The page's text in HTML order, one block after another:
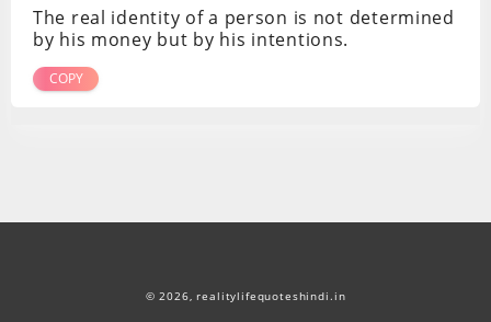
The real identity of a person is not determined
by his money but by his intentions.
COPY
© 2026,realitylifequoteshindi.in